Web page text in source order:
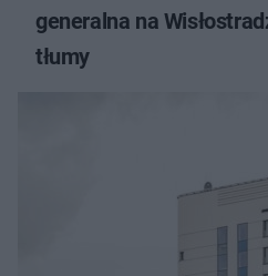
generalna na
tłumy